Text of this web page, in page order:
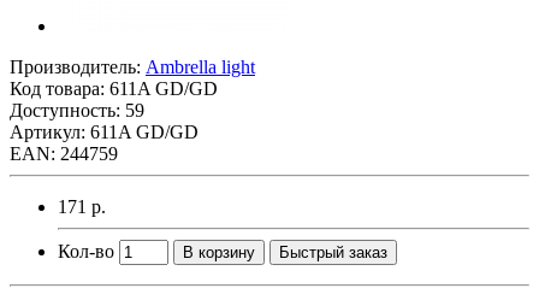
Производитель: Ambrella light
Код товара: 611A GD/GD
Доступность: 59
Артикул: 611A GD/GD
EAN: 244759
171 р.
Кол-во В корзину Быстрый заказ